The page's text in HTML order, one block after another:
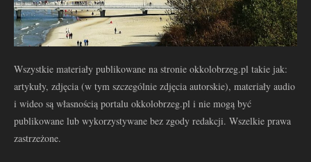
Wszystkie materiały publikowane na stronie okkolobrzeg.pl takie jak:
artykuły, zdjęcia (w tym szczególnie zdjęcia autorskie), materiały audio
i wideo są własnością portalu okkolobrzeg.pl i nie mogą być
publikowane lub wykorzystywane bez zgody redakcji. Wszelkie prawa
zastrzeżone.